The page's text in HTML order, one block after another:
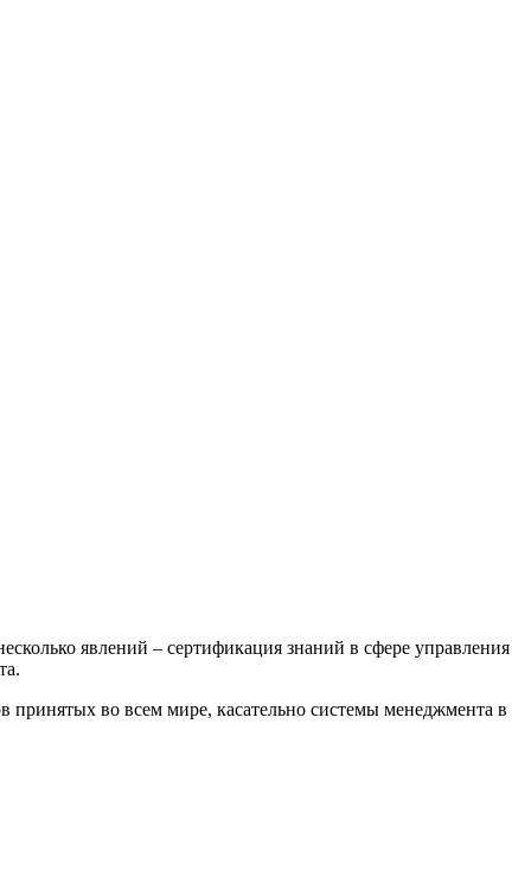
явлений – сертификация знаний в сфере управления
принятых во всем мире, касательно системы менеджмента в